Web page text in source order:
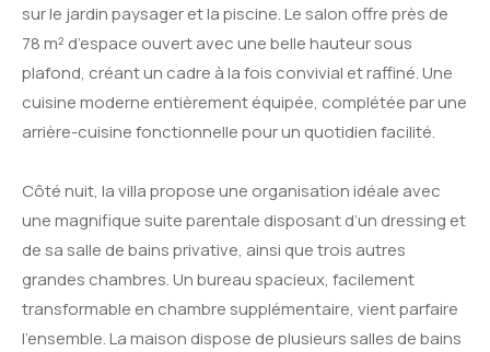
sur le jardin paysager et la piscine. Le salon offre près de
78 m² d’espace ouvert avec une belle hauteur sous
plafond, créant un cadre à la fois convivial et raffiné. Une
cuisine moderne entièrement équipée, complétée par une
arrière-cuisine fonctionnelle pour un quotidien facilité.
Côté nuit, la villa propose une organisation idéale avec
une magnifique suite parentale disposant d’un dressing et
de sa salle de bains privative, ainsi que trois autres
grandes chambres. Un bureau spacieux, facilement
transformable en chambre supplémentaire, vient parfaire
l’ensemble. La maison dispose de plusieurs salles de bains